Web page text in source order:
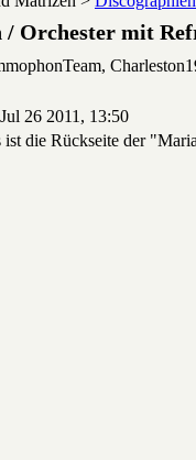
Orchester mit
26 2011, 13:50
ist die Rückseite der